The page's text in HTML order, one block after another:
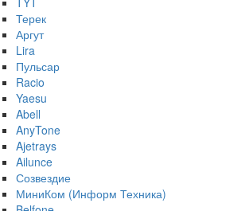
Терек
Аргут
Lira
Пульсар
Racio
Yaesu
Abell
AnyTone
Ajetrays
Ailunce
Созвездие
МиниКом (Информ Техника)